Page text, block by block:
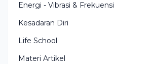
Energi - Vibrasi & Frekuensi
Kesadaran Diri
Life School
Materi Artikel